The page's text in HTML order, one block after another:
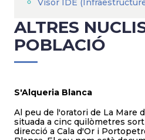
Visor IDE
ALTRES
POBLACIÓ
S'Alqueria Blanca
Al peu de l'oratori de La Mare
situada a cinc quilòmetres
direcció a Cala d'Or i